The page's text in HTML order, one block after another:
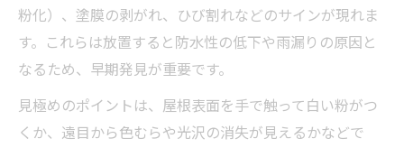
粉化）、塗膜の剥がれ、ひび割れなどのサインが現れま
す。これらは放置すると防水性の低下や雨漏りの原因と
なるため、早期発見が重要です。
見極めのポイントは、屋根表面を手で触って白い粉がつ
くか、遠目から色むらや光沢の消失が見えるかなどで